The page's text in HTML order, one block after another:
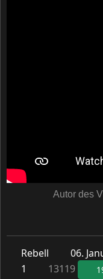
Autor des
Rebell 06.
1
13119